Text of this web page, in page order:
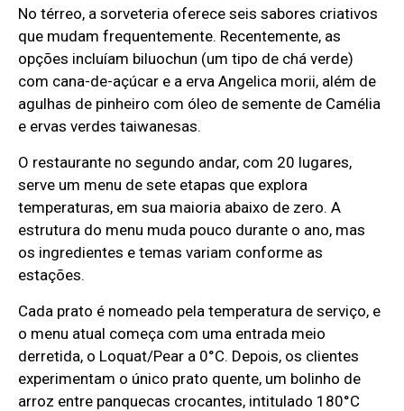
No térreo, a sorveteria oferece seis sabores criativos
que mudam frequentemente. Recentemente, as
opções incluíam biluochun (um tipo de chá verde)
com cana-de-açúcar e a erva Angelica morii, além de
agulhas de pinheiro com óleo de semente de Camélia
e ervas verdes taiwanesas.
O restaurante no segundo andar, com 20 lugares,
serve um menu de sete etapas que explora
temperaturas, em sua maioria abaixo de zero. A
estrutura do menu muda pouco durante o ano, mas
os ingredientes e temas variam conforme as
estações.
Cada prato é nomeado pela temperatura de serviço, e
o menu atual começa com uma entrada meio
derretida, o Loquat/Pear a 0°C. Depois, os clientes
experimentam o único prato quente, um bolinho de
arroz entre panquecas crocantes, intitulado 180°C